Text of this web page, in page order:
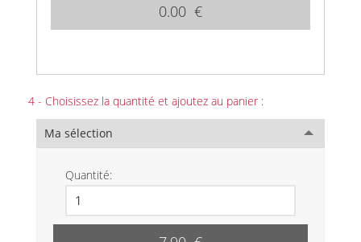
0.00 €
4 - Choisissez la quantité et ajoutez au panier :
Ma sélection
Quantité: